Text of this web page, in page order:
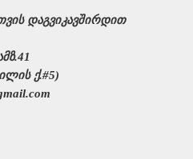
დაგვიკავშირდით
ქ.#5)